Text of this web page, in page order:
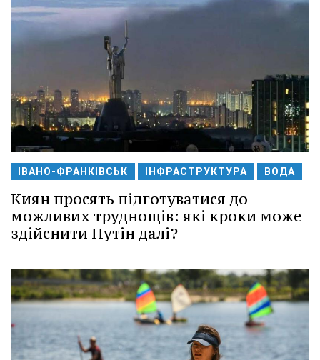
ІВАНО-ФРАНКІВСЬК ІНФРАСТРУКТУРА ВОДА
Киян просять підготуватися до
можливих труднощів: які кроки може
здійснити Путін далі?